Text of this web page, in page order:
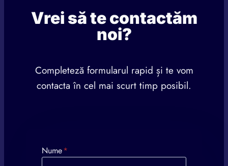
Vrei să te contactăm
noi?
Completeză formularul rapid și te vom
contacta în cel mai scurt timp posibil.
Nume*